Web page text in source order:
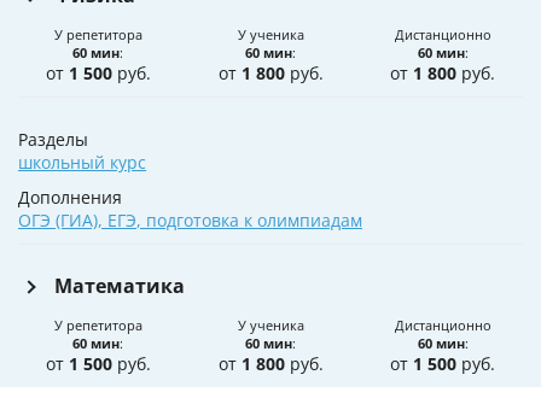
У репетитора
60 мин:
от 1 500руб.
У ученика
60 мин:
от 1 800руб.
Дистанционно
60 мин:
от 1 800 руб.
Разделы
школьный курс
Дополнения
ОГЭ (ГИА), ЕГЭ, подготовка к олимпиадам
Математика
У репетитора
60 мин:
от 1 500руб.
У ученика
60 мин:
от 1 800руб.
Дистанционно
60 мин:
от 1 500 руб.